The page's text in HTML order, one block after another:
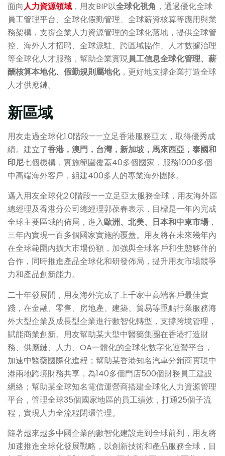
面向人力資源領域 ，用友BIP以全球化視角 ，通過優化全球
員工管理平台、全球化假勤管理、全球薪資核算等應用與業
務架構，支撐企業人力資源管理的全球化落地，提供全球管
控、海外人才招聘、全球派駐、跨區域協作、人才數據治理
等全球化人才服務，幫助企業實現員工信息全球化管理、薪
酬核算本地化、假勤規則屬地化，更好地支撐企業打造全球
人才供應鏈。
新區域
用友走過全球化1.0階段——立足香港服務亞太，取得優秀成
績。建立了香港，澳門，台灣，新加坡，馬來西亞，泰國和
印尼七個機構，實施範圍覆蓋40多個國家，服務1000多個
中高端海外客戶，組建400多人的專業海外團隊。
邁入用友全球化2.0階段——立足亞太服務全球，用友海外區
總經理及香港分公司總經理郭葆春表示，目標是一年內完成
全球主要區域的佈局，進入歐洲、北美、日本和中東市場 ，
三年內實現一百多個國家實施的覆蓋。用友將在未來幾年內
在全球範圍內擴大市場份額，加強與全球客戶和生態夥伴的
合作，同時推進產品全球化和研發佈局，提升用友市場競爭
力和產品創新能力。
二十年發展間，用友海外完成了上千家中高端客戶最佳實
踐，在金融、零售、房地產、建築、貿易等重點行業服務海
外大型企業及成長型企業進行數智化轉型，支撐跨境管理，
賦能商業創新。用友幫助某大型中醫藥集團在香港打造財
務、供應鏈、人力、OA一體化的全球化數字化運營平台，
加速中醫藥國際化進程；幫助某香港知名汽車分銷商實現中
港兩地跨境財務共享，為140多個門店500個財務員工建設
網絡；幫助某全球知名電信運營商搭建全球化人力資源管理
平台，管理全球35個國家地區的員工績效，打通25個子流
程，實現人力全流程閉環管理。
隨著越來越多中國企業的數智化建設走到全球前列，用友將
加速推進全球化發展戰略，以創新技術和產品服務全球，目